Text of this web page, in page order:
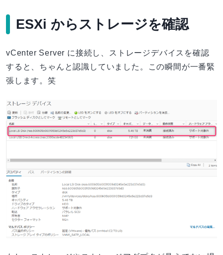
ESXi からストレージを確認
vCenter Server に接続し、ストレージデバイスを確認
すると、ちゃんと認識していました。この瞬間が一番緊
張します。笑